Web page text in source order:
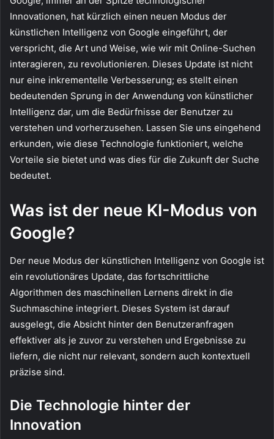
Innovationen, hat kürzlich einen neuen Modus der
künstlichen Intelligenz von Google eingeführt, der
verspricht, die Art und Weise, wie wir mit Online-Suchen
interagieren, zu revolutionieren. Dieses Update ist nicht
nur eine inkrementelle Verbesserung; es stellt einen
bedeutenden Sprung in der Anwendung von künstlicher
Intelligenz dar, um die Bedürfnisse der Benutzer zu
verstehen und vorherzusehen. Lassen Sie uns eingehend
erkunden, wie diese Technologie funktioniert, welche
Vorteile sie bietet und was dies für die Zukunft der Suche
bedeutet.
Was ist der neue KI-Modus von
Google?
Der neue Modus der künstlichen Intelligenz von Google ist
ein revolutionäres Update, das fortschrittliche
Algorithmen des maschinellen Lernens direkt in die
Suchmaschine integriert. Dieses System ist darauf
ausgelegt, die Absicht hinter den Benutzeranfragen
effektiver als je zuvor zu verstehen und Ergebnisse zu
liefern, die nicht nur relevant, sondern auch kontextuell
präzise sind.
Die Technologie hinter der
Innovation